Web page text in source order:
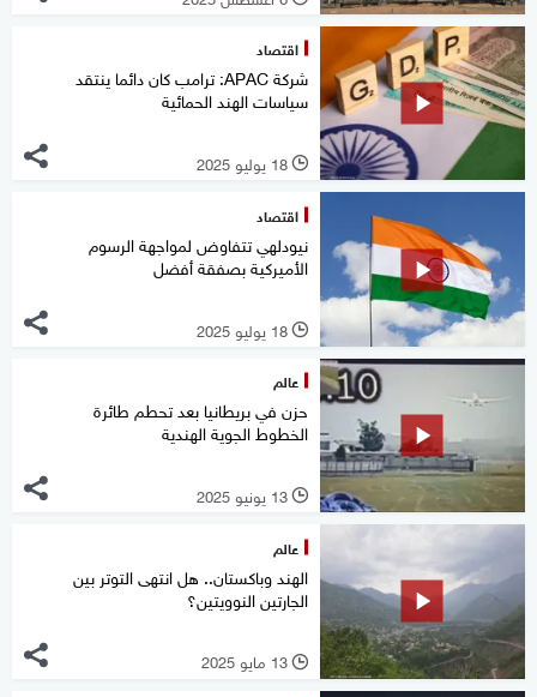
اقتصاد
شركة APAC: ترامب كان دائما ينتقد
سياسات الهند الحمائية
l 18 يوليو 2025
اقتصاد
نيودلهي تتفاوض لمواجهة الرسوم
الأميركية بصفقة أفضل
l 18 يوليو 2025
عالم
حزن في بريطانيا بعد تحطم طائرة
الخطوط الجوية الهندية
l 13 يونيو 2025
عالم
الهند وباكستان.. هل انتهى التوتر بين
الجارتين النوويتين؟
l 13 مايو 2025